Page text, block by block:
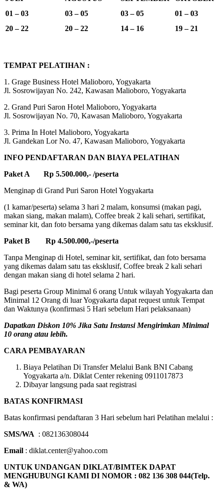
01 – 03
03 – 05 03 – 05
01 – 03
20 – 22
20 – 22 14 – 16 19 – 21
TEMPAT PELATIHAN :
1. Grage Business Hotel Malioboro, Yogyakarta
Jl. Sosrowijayan No. 242, Kawasan Malioboro, Yogyakarta
2. Grand Puri Saron Hotel Malioboro, Yogyakarta
Jl. Sosrowijayan No. 70, Kawasan Malioboro, Yogyakarta
3. Prima In Hotel Malioboro, Yogyakarta
Jl. Gandekan Lor No. 47, Kawasan Malioboro, Yogyakarta
INFO PENDAFTARAN DAN BIAYA PELATIHAN
Paket A Rp 5.500.000,- /peserta
Menginap di Grand Puri Saron Hotel Yogyakarta
(1 kamar/peserta) selama 3 hari 2 malam, konsumsi (makan pagi,
makan siang, makan malam), Coffee break 2 kali sehari, sertifikat,
seminar kit, dan foto bersama yang dikemas dalam satu tas eksklusif.
Paket B Rp 4.500.000,-/peserta
Tanpa Menginap di Hotel, seminar kit, sertifikat, dan foto bersama
yang dikemas dalam satu tas eksklusif, Coffee break 2 kali sehari
dengan makan siang di hotel selama 2 hari.
Bagi peserta Group Minimal 6 orang Untuk wilayah Yogyakarta dan
Minimal 12 Orang di luar Yogyakarta dapat request untuk Tempat
dan Waktunya (konfirmasi 5 Hari sebelum Hari pelaksanaan)
Dapatkan Diskon 10% Jika Satu Instansi Mengirimkan Minimal
10 orang atau lebih.
CARA PEMBAYARAN
Biaya Pelatihan Di Transfer Melalui Bank BNI Cabang
Yogyakarta a/n. Diklat Center rekening 0911017873
Dibayar langsung pada saat registrasi
BATAS KONFIRMASI
Batas konfirmasi pendaftaran 3 Hari sebelum hari Pelatihan melalui :
SMS/WA : 082136308044
Email : diklat.center@yahoo.com
UNTUK UNDANGAN DIKLAT/BIMTEK DAPAT
MENGHUBUNGI KAMI DI NOMOR : 082 136 308 044(Telp.
& WA)